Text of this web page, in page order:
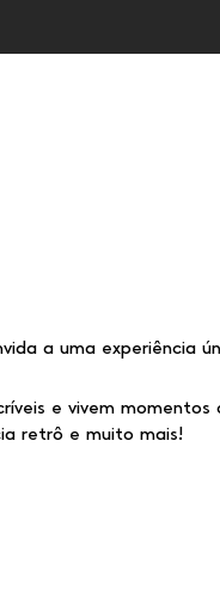
a uma experiência
e vivem momentos
retrô e muito mais!